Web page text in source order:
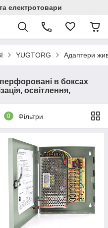
електротовари
YUGTORG Адаптери
в боксах
освітлення,
0 Фільтри